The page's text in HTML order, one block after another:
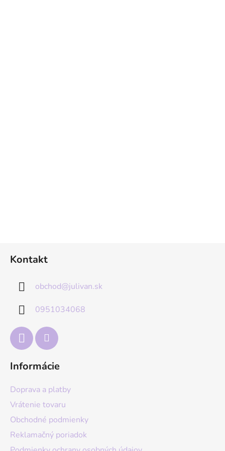
Kontakt
obchod@julivan.sk
0951034068
Informácie
Doprava a platby
Vrátenie tovaru
Obchodné podmienky
Reklamačný poriadok